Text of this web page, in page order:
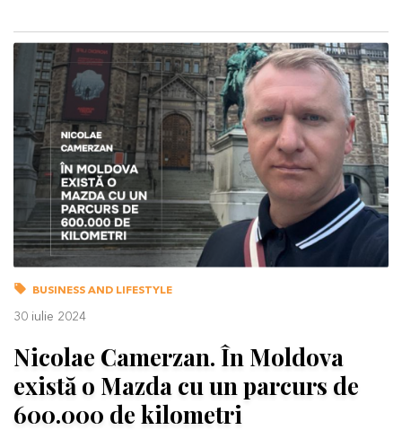
BUSINESS AND LIFESTYLE
30 iulie 2024
Nicolae Camerzan. În Moldova
există o Mazda cu un parcurs de
600.000 de kilometri